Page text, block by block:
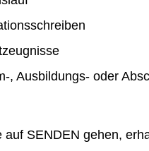
, Ausbildungs- oder
auf SENDEN gehen,